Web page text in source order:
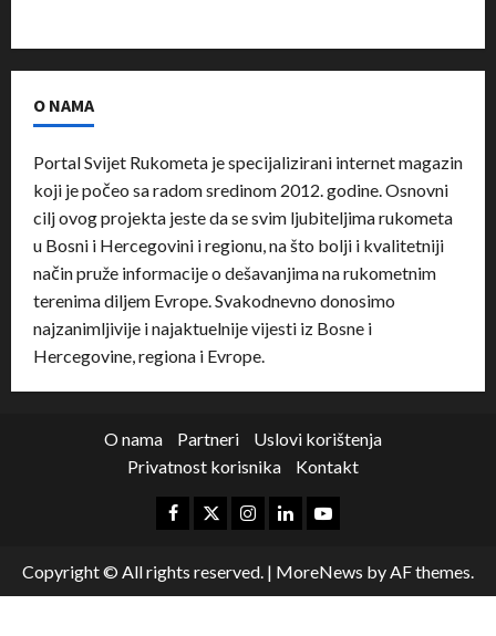
O NAMA
Portal Svijet Rukometa je specijalizirani internet magazin
koji je počeo sa radom sredinom 2012. godine. Osnovni
cilj ovog projekta jeste da se svim ljubiteljima rukometa
u Bosni i Hercegovini i regionu, na što bolji i kvalitetniji
način pruže informacije o dešavanjima na rukometnim
terenima diljem Evrope. Svakodnevno donosimo
najzanimljivije i najaktuelnije vijesti iz Bosne i
Hercegovine, regiona i Evrope.
O nama Partneri
Uslovi korištenja
Privatnost korisnika
Kontakt
Copyright © All rights reserved. | MoreNews by AF themes.